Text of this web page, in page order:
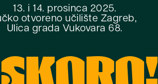
13. i 14. prosinca 2025.
otvoreno učilište Zagreb,
Ulica grada Vukovara 68.